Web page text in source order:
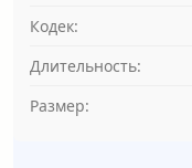
Кодек:
Длительность:
Размер: